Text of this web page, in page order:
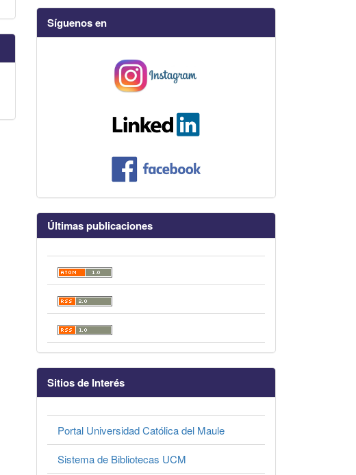
Síguenos en
Últimas publicaciones
Sitios de Interés
Portal Universidad Católica del Maule
Sistema de Bibliotecas UCM